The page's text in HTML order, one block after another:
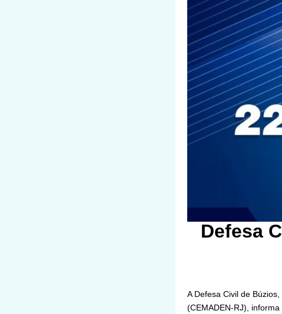
Defesa
A Defesa Civil de
(CEMADEN-RJ),